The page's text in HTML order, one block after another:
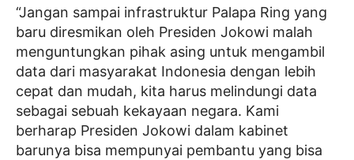
“Jangan sampai infrastruktur Palapa Ring yang
baru diresmikan oleh Presiden Jokowi malah
menguntungkan pihak asing untuk mengambil
data dari masyarakat Indonesia dengan lebih
cepat dan mudah, kita harus melindungi data
sebagai sebuah kekayaan negara. Kami
berharap Presiden Jokowi dalam kabinet
barunya bisa mempunyai pembantu yang bisa